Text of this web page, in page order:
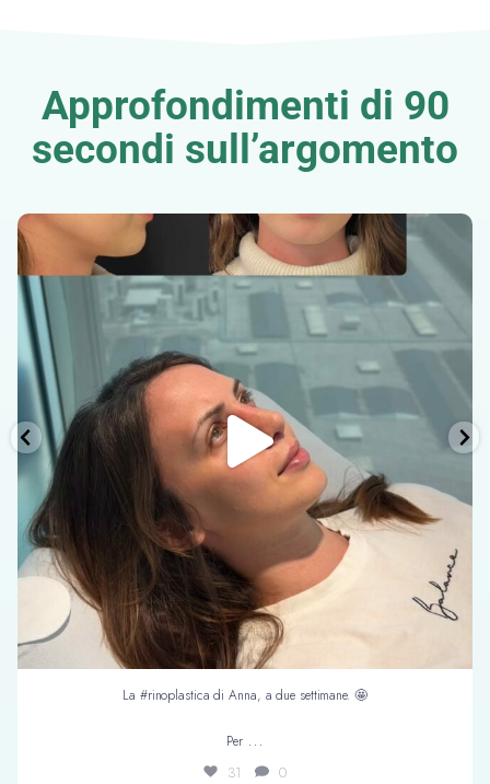
Approfondimenti di 90
secondi sull’argomento
La #rinoplastica di Anna, a due settimane. 🤩
Per...
La #rinoplastica di Anna, a due settimane. 🤩
Per ...
31 0